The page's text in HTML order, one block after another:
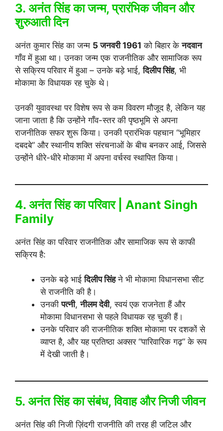
3. अनंत सिंह का जन्म, प्रारंभिक जीवन और
शुरुआती दिन
अनंत कुमार सिंह का जन्म 5 जनवरी 1961 को बिहार केनदवान
गाँव में हुआ था। उनका जन्म एक राजनीतिक और सामाजिक रूप
से सक्रिय परिवार में हुआ – उनके बड़े भाई,दिलीप सिंह, भी
मोकामा के विधायक रह चुके थे।
उनकी युवावस्था पर विशेष रूप से कम विवरण मौजूद है, लेकिन यह
जाना जाता है कि उन्होंने गाँव-स्तर की पृष्ठभूमि से अपना
राजनीतिक सफर शुरू किया। उनकी प्रारंभिक पहचान “भूमिहार
दबदबे” और स्थानीय शक्ति संरचनाओं के बीच बनकर आई, जिससे
उन्होंने धीरे-धीरे मोकामा में अपना वर्चस्व स्थापित किया।
4. अनंत सिंह का परिवार | Anant Singh
Family
अनंत सिंह का परिवार राजनीतिक और सामाजिक रूप से काफी
सक्रिय है:
उनके बड़े भाईदिलीप सिंहने भी मोकामा विधानसभा सीट
से राजनीति की है।
उनकीपत्नी,नीलम देवी, स्वयं एक राजनेता हैं और
मोकामा विधानसभा से पहले विधायक रह चुकी हैं।
उनके परिवार की राजनीतिक शक्ति मोकामा पर दशकों से
व्याप्त है, और यह प्रतिष्ठा अक्सर “पारिवारिक गढ़” के रूप
में देखी जाती है।
5. अनंत सिंह का संबंध, विवाह और निजी जीवन
अनंत सिंह की निजी ज़िंदगी राजनीति की तरह ही जटिल और